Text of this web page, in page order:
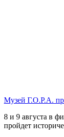
Музей Г.О.Р.А.
8 и 9 августа в
пройдет